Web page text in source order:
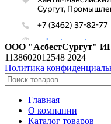
ООО "АсбестСургут"
1138602012548 2024
Политика
Главная
О компании
Каталог товаров